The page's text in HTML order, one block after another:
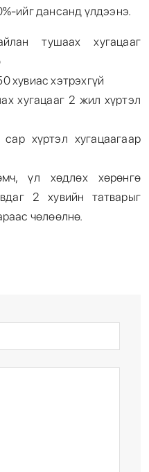
ийг дансанд үлдээнэ.
тушаах хугацааг
хувиас хэтрэхгүй
хугацааг 2 жил хүртэл
хүртэл хугацаагаар
үл хөдлөх хөрөнгө
2 хувийн татварыг
чөлөөлнө.